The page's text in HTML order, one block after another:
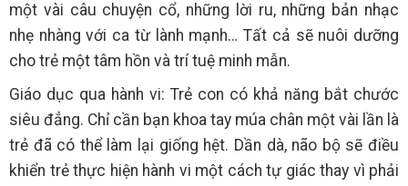
một vài câu chuyện cổ, những lời ru, những bản nhạc
nhẹ nhàng với ca từ lành mạnh… Tất cả sẽ nuôi dưỡng
cho trẻ một tâm hồn và trí tuệ minh mẫn.
Giáo dục qua hành vi: Trẻ con có khả năng bắt chước
siêu đẳng. Chỉ cần bạn khoa tay múa chân một vài lần là
trẻ đã có thể làm lại giống hệt. Dần dà, não bộ sẽ điều
khiển trẻ thực hiện hành vi một cách tự giác thay vì phải